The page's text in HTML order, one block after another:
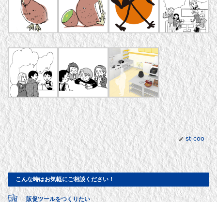
st-coo
こんな時はお気軽にご相談ください！
販促ツールをつくりたい